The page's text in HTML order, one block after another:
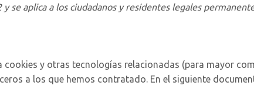
aplica a los ciudadanos y residentes legales
cookies y otras tecnologías relacionadas (para mayor
a los que hemos contratado. En el siguiente